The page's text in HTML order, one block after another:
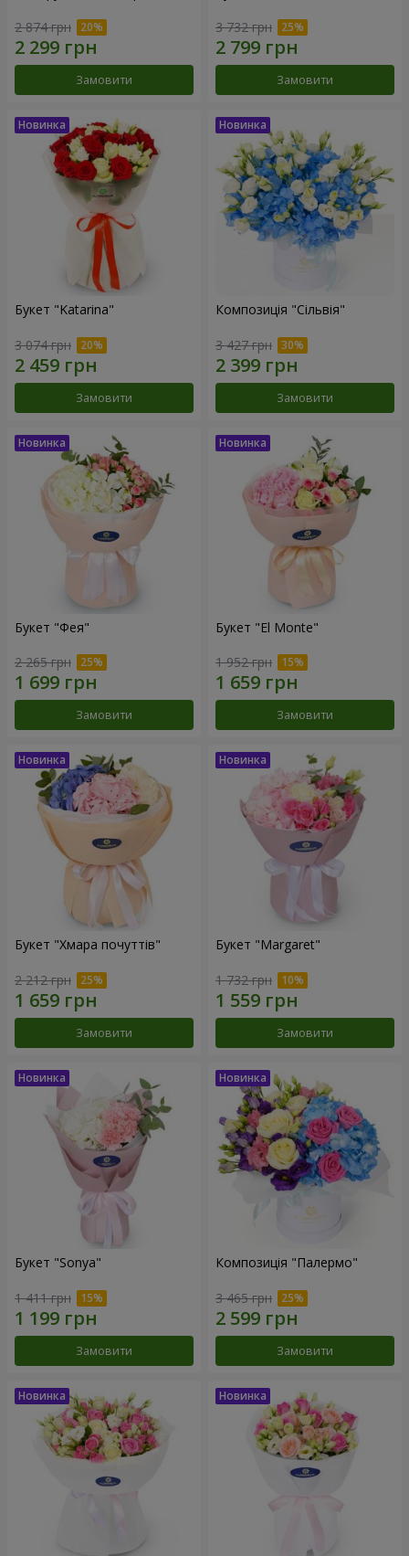
2 874 грн
Замовити
3 732 грн
Замовити
Букет "Katarina"
3 074 грн
Замовити
Композиція "Сільвія"
3 427 грн
Замовити
Букет "Фея"
2 265 грн
Замовити
Букет "El Monte"
1 952 грн
Замовити
Букет "Хмара почуттів"
2 212 грн
Замовити
Букет "Margaret"
1 732 грн
Замовити
Букет "Sonya"
1 411 грн
Замовити
Композиція "Палермо"
3 465 грн
Замовити